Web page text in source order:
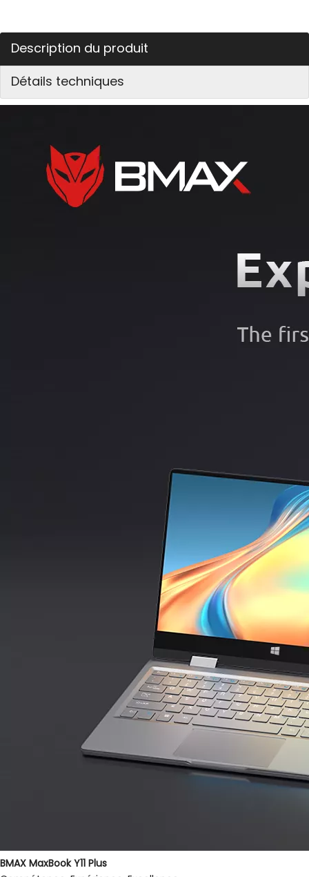
Description du produit
Détails techniques
BMAX MaxBook Y11 Plus